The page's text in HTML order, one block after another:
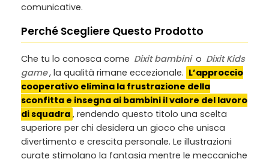
comunicative.
Perché Scegliere Questo Prodotto
Che tu lo conosca come Dixit bambini o Dixit Kids
game, la qualità rimane eccezionale. L’approccio
cooperativo elimina la frustrazione della
sconfitta e insegna ai bambini il valore del lavoro
di squadra , rendendo questo titolo una scelta
superiore per chi desidera un gioco che unisca
divertimento e crescita personale. Le illustrazioni
curate stimolano la fantasia mentre le meccaniche